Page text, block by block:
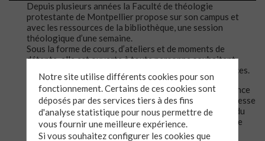
Depuis plusieurs années la Faculté de théologie
protestante de Montpellier propose sur son campus et
avec les ressources de la bibliothèque, une session
théologique d’une semaine.
Sous la forme de cours, d’ateliers et de moments de
détente, elle est ouverte à toute personne souhaitant
découvrir la théologie ou approfondir ses connaissances.
En dehors de l’anecdotique, mais très médiatique annonce
de la fin du monde le 21.12.12, la question de la fin ne cesse
d’agiter l’être humain tant sur le plan collectif : « la fin du
monde » que singulier : « la fin de son monde », sa propre
finitude…
Notre site utilise différents cookies pour son
fonctionnement. Certains de ces cookies sont
déposés par des services tiers à des fins
d'analyse statistique pour nous permettre de
vous fournir une meilleure expérience.
Si vous souhaitez configurer les cookies que